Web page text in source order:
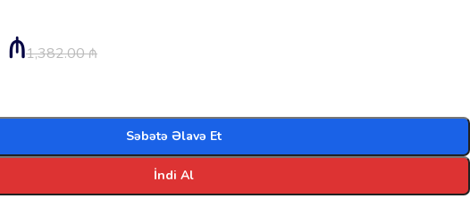
1,382.00₼
₼
Səbətə Əlavə Et
İndi Al